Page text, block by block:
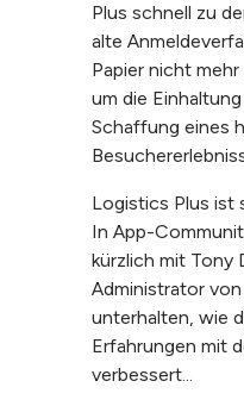
Plus schnell zu
alte
Papier nicht
um die
Schaffung eines
Logistics Plus ist
In App-
kürzlich mit Tony
Administrator
unterhalten, wie
Erfahrungen mit
verbessert...